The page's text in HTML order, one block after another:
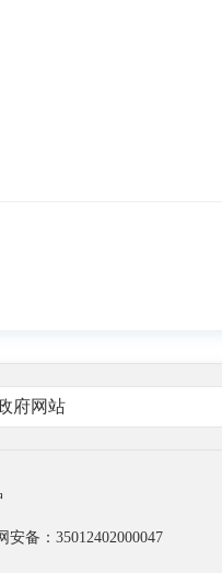
府网站
安备： 35012402000047